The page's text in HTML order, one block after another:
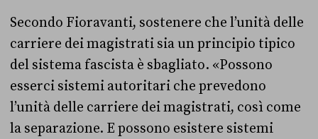
Secondo Fioravanti, sostenere che l’unità delle
carriere dei magistrati sia un principio tipico
del sistema fascista è sbagliato. «Possono
esserci sistemi autoritari che prevedono
l’unità delle carriere dei magistrati, così come
la separazione. E possono esistere sistemi